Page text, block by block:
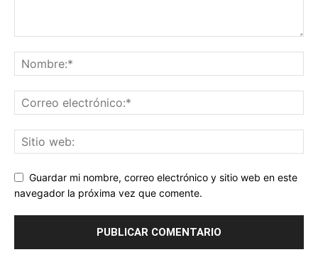
Guardar mi nombre, correo electrónico y sitio web en este
navegador la próxima vez que comente.